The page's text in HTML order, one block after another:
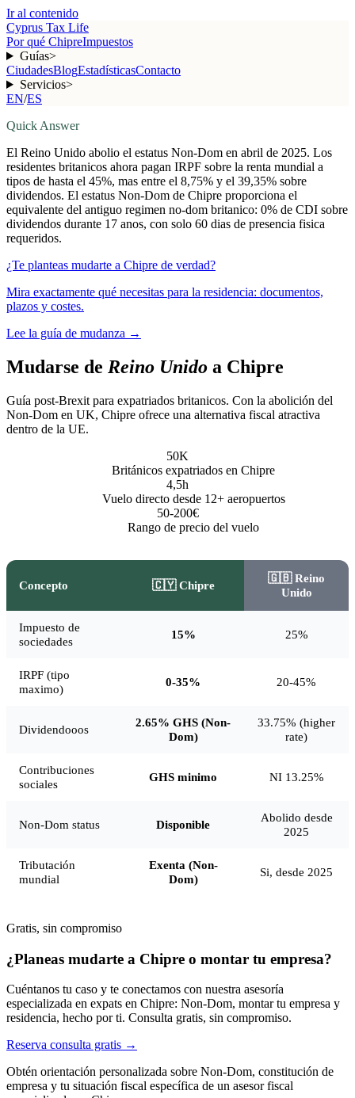
Ir al contenido
Cyprus Tax Life
Por qué ChipreImpuestos
Guías>
CiudadesBlogEstadísticasContacto
Servicios>
EN/ES
Quick Answer
El Reino Unido abolio el estatus Non-Dom en abril de 2025. Los
residentes britanicos ahora pagan IRPF sobre la renta mundial a
tipos de hasta el 45%, mas entre el 8,75% y el 39,35% sobre
dividendos. El estatus Non-Dom de Chipre proporciona el
equivalente del antiguo regimen no-dom britanico: 0% de CDI sobre
dividendos durante 17 anos, con solo 60 dias de presencia fisica
requeridos.
¿Te planteas mudarte a Chipre de verdad?
Mira exactamente qué necesitas para la residencia: documentos,
plazos y costes.
Lee la guía de mudanza →
Mudarse de Reino Unido a Chipre
Guía post-Brexit para expatriados britanicos. Con la abolición del
Non-Dom en UK, Chipre ofrece una alternativa fiscal atractiva
dentro de la UE.
50K
Británicos expatriados en Chipre
4,5h
Vuelo directo desde 12+ aeropuertos
50-200€
Rango de precio del vuelo
Concepto 🇨🇾 Chipre
🇬🇧 Reino
Unido
Impuesto de
sociedades
15% 25%
IRPF (tipo
maximo)
0-35% 20-45%
Dividendooos
2.65% GHS (Non-
Dom)
33.75% (higher
rate)
Contribuciones
sociales
GHS minimo NI 13.25%
Non-Dom status Disponible
Abolido desde
2025
Tributación
mundial
Exenta (Non-
Dom)
Si, desde 2025
Gratis, sin compromiso
¿Planeas mudarte a Chipre o montar tu empresa?
Cuéntanos tu caso y te conectamos con nuestra asesoría
especializada en expats en Chipre: Non-Dom, montar tu empresa y
residencia, hecho por ti. Consulta gratis, sin compromiso.
Reserva consulta gratis →
Obtén orientación personalizada sobre Non-Dom, constitución de
empresa y tu situación fiscal específica de un asesor fiscal